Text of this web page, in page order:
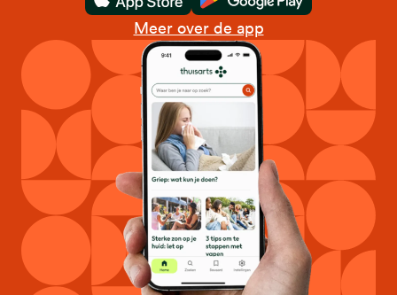
Download in de App Store
Download in de
Meer over de app